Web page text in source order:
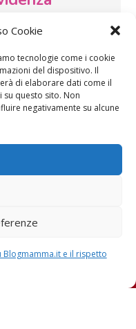
Cookie
tecnologie come i cookie
del dispositivo. Il
di elaborare dati come il
su questo sito. Non
negativamente su alcune
Blogmamma.it e il rispetto
SOS Pediatra